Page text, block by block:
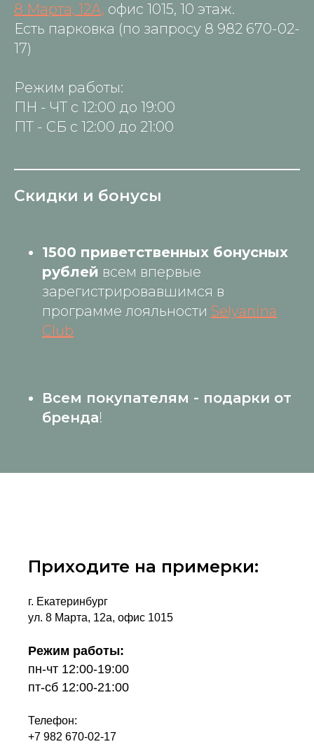
8 Марта, 12А, офис 1015, 10 этаж.
Есть парковка (по запросу 8 982 670-02-
17)
Режим работы:
ПН - ЧТ с 12:00 до 19:00
ПТ - СБ с 12:00 до 21:00
Скидки и бонусы
1500 приветственных бонусных
рублей всем впервые
зарегистрировавшимся в
программе лояльности Selyanina
Club
Всем покупателям - подарки от
бренда!
Приходите на примерки:
г. Екатеринбург
ул. 8 Марта, 12а, офис 1015
Режим работы:
пн-чт 12:00-19:00
пт-сб 12:00-21:00
Телефон:
+7 982 670-02-17